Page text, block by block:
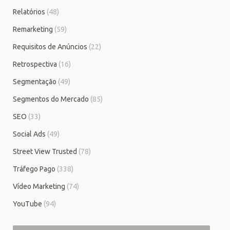
Relatórios (48)
Remarketing (59)
Requisitos de Anúncios (22)
Retrospectiva (16)
Segmentação (49)
Segmentos do Mercado (85)
SEO (33)
Social Ads (49)
Street View Trusted (78)
Tráfego Pago (338)
Vídeo Marketing (74)
YouTube (94)